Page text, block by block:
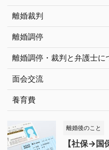
離婚裁判
離婚調停
離婚調停・裁判と弁護士に
面会交流
養育費
離婚後のこと
【社保→